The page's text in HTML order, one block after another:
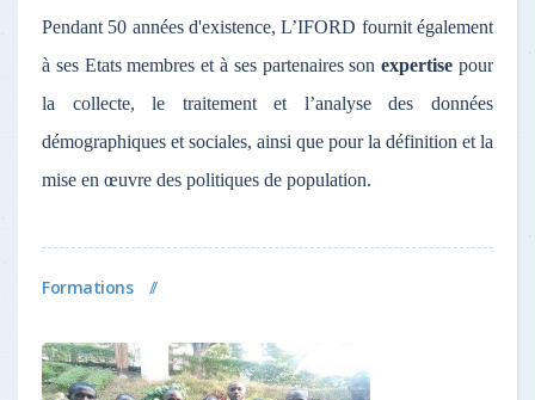
Pendant 50 années d'existence, L’IFORD fournit également
à ses Etats membres et à ses partenaires sonexpertisepour
la collecte, le traitement et l’analyse des données
démographiques et sociales, ainsi que pour la définition et la
mise en œuvre des politiques de population.
Formations